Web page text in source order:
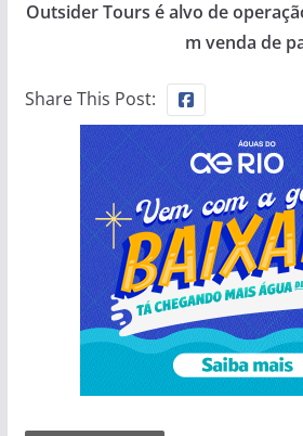
Outsider Tours é alvo de
m venda de
Share This Post: